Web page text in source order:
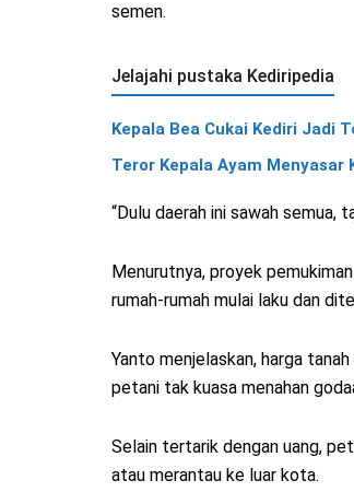
semen.
Jelajahi pustaka Kediripedia
Kepala Bea Cukai Kediri Jadi
Teror Kepala Ayam Menyasar
“Dulu daerah ini sawah semua,
Menurutnya, proyek
rumah-rumah mulai laku dan
Yanto menjelaskan, harga
petani tak kuasa menahan
Selain tertarik dengan uang,
atau merantau ke luar kota.